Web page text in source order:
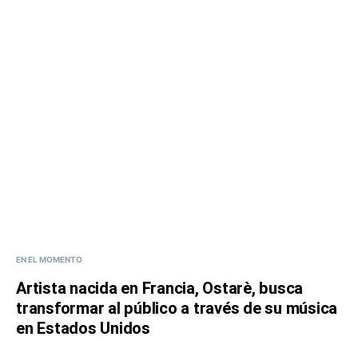
EN EL MOMENTO
Artista nacida en Francia, Ostarè, busca
transformar al público a través de su música
en Estados Unidos